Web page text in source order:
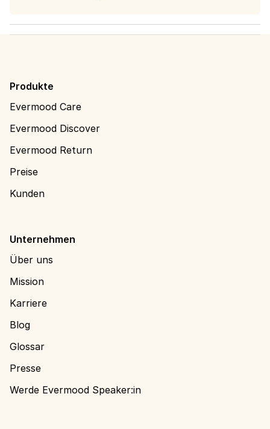
Produkte
Evermood Care
Evermood Discover
Evermood Return
Preise
Kunden
Unternehmen
Über uns
Mission
Karriere
Blog
Glossar
Presse
Werde Evermood Speaker:in